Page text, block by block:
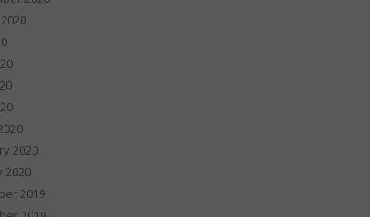
2020
2020
2019